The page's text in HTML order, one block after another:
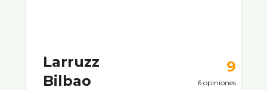
Larruzz
Bilbao
9
6 opiniones